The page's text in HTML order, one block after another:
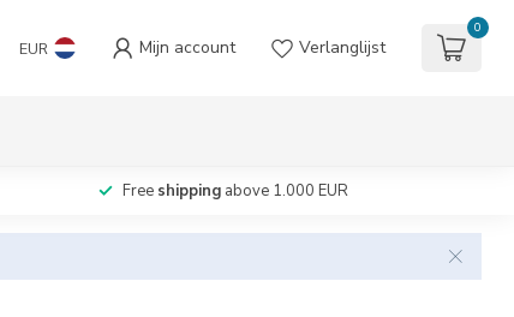
EUR Mijn account Verlanglijst
0
Free shipping above 1.000 EUR